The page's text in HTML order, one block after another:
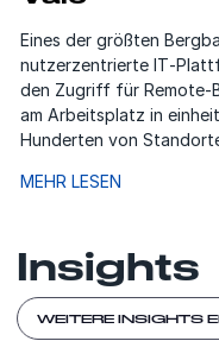
Eines der größten
nutzerzentrierte
den Zugriff für
am Arbeitsplatz in
Hunderten von
MEHR LESEN
Insights
WEITERE INSIGHTS